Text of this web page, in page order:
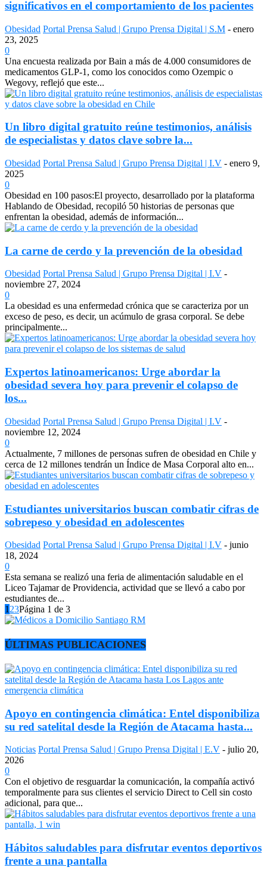
significativos en el comportamiento de los pacientes
Obesidad Portal Prensa Salud | Grupo Prensa Digital | S.M - enero
23, 2025
0
Una encuesta realizada por Bain a más de 4.000 consumidores de
medicamentos GLP-1, como los conocidos como Ozempic o
Wegovy, reflejó que este...
Un libro digital gratuito reúne testimonios, análisis
de especialistas y datos clave sobre la...
Obesidad Portal Prensa Salud | Grupo Prensa Digital | I.V - enero 9,
2025
0
Obesidad en 100 pasos:El proyecto, desarrollado por la plataforma
Hablando de Obesidad, recopiló 50 historias de personas que
enfrentan la obesidad, además de información...
La carne de cerdo y la prevención de la obesidad
Obesidad Portal Prensa Salud | Grupo Prensa Digital | I.V -
noviembre 27, 2024
0
La obesidad es una enfermedad crónica que se caracteriza por un
exceso de peso, es decir, un acúmulo de grasa corporal. Se debe
principalmente...
Expertos latinoamericanos: Urge abordar la
obesidad severa hoy para prevenir el colapso de
los...
Obesidad Portal Prensa Salud | Grupo Prensa Digital | I.V -
noviembre 12, 2024
0
Actualmente, 7 millones de personas sufren de obesidad en Chile y
cerca de 12 millones tendrán un Índice de Masa Corporal alto en...
Estudiantes universitarios buscan combatir cifras de
sobrepeso y obesidad en adolescentes
Obesidad Portal Prensa Salud | Grupo Prensa Digital | I.V - junio
18, 2024
0
Esta semana se realizó una feria de alimentación saludable en el
Liceo Tajamar de Providencia, actividad que se llevó a cabo por
estudiantes de...
1 23Página 1 de 3
ÚLTIMAS PUBLICACIONES
Apoyo en contingencia climática: Entel disponibiliza
su red satelital desde la Región de Atacama hasta...
Noticias Portal Prensa Salud | Grupo Prensa Digital | E.V - julio 20,
2026
0
Con el objetivo de resguardar la comunicación, la compañía activó
temporalmente para sus clientes el servicio Direct to Cell sin costo
adicional, para que...
Hábitos saludables para disfrutar eventos deportivos
frente a una pantalla